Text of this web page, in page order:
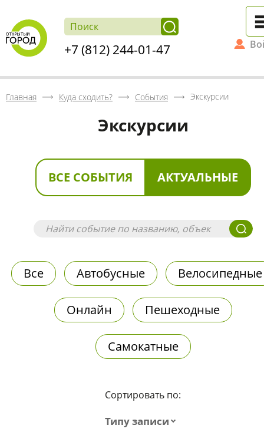
+7 (812) 244-01-47
Главная Куда сходить? События Экскурсии
Экскурсии
ВСЕ СОБЫТИЯ АКТУАЛЬНЫЕ
Все Автобусные Велосипедные
Онлайн Пешеходные
Самокатные
Сортировать по:
Типу записи